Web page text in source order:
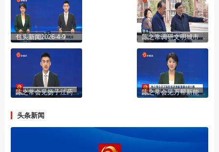
包头新闻2026-4-9 陈之常调研文明城市创建工作
陈之常会见扬子江药业集团董事长徐浩宇一行 陈之常会见万帮新能源集团董事长邵丹薇 新华冶金集团总裁孙翔
头条新闻